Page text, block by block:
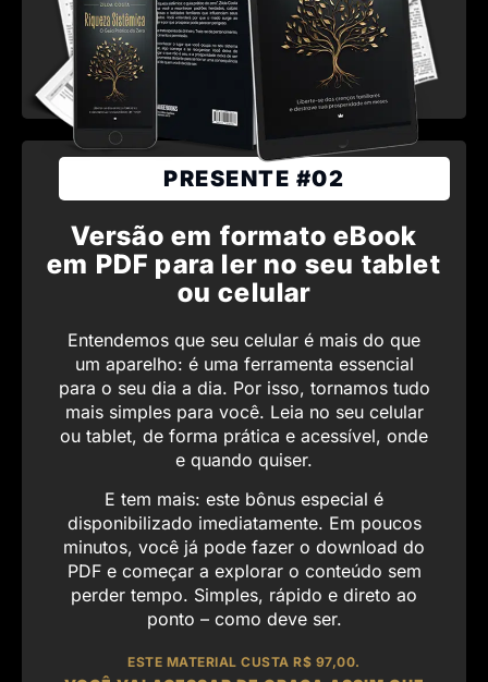
PRESENTE #02
Versão em formato eBook
em PDF para ler no seu tablet
ou celular
Entendemos que seu celular é mais do que
um aparelho: é uma ferramenta essencial
para o seu dia a dia. Por isso, tornamos tudo
mais simples para você. Leia no seu celular
ou tablet, de forma prática e acessível, onde
e quando quiser.
E tem mais: este bônus especial é
disponibilizado imediatamente. Em poucos
minutos, você já pode fazer o download do
PDF e começar a explorar o conteúdo sem
perder tempo. Simples, rápido e direto ao
ponto – como deve ser.
ESTE MATERIAL CUSTA R$ 97,00.